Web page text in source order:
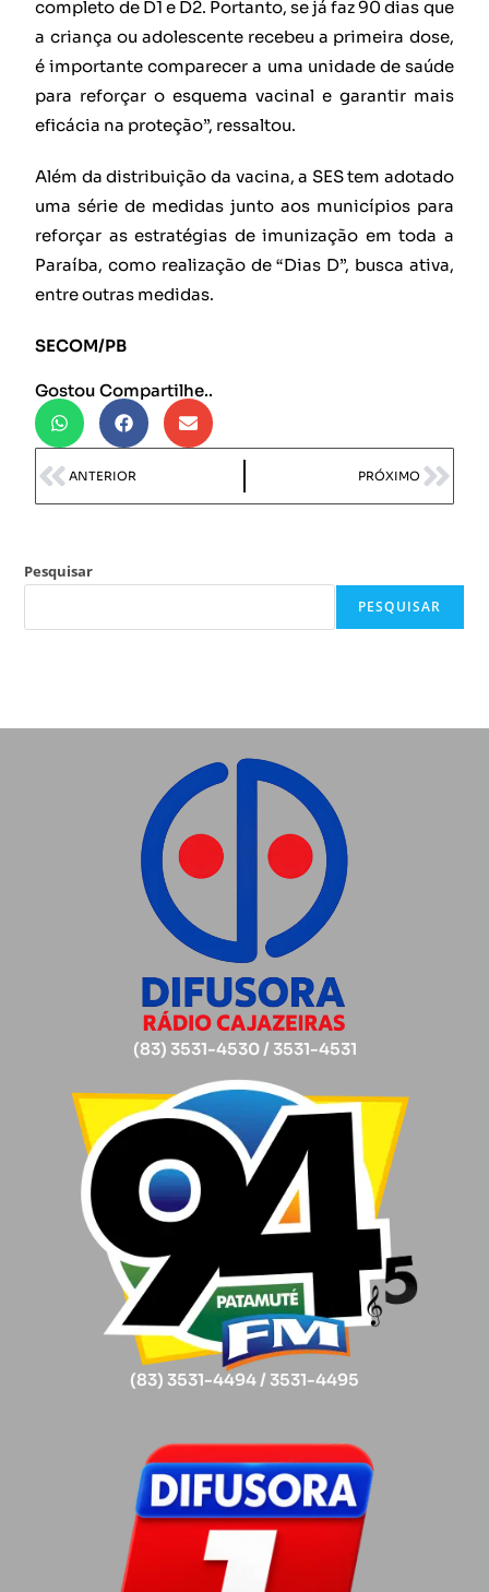
completo de D1 e D2. Portanto, se já faz 90 dias que
a criança ou adolescente recebeu a primeira dose,
é importante comparecer a uma unidade de saúde
para reforçar o esquema vacinal e garantir mais
eficácia na proteção”, ressaltou.
Além da distribuição da vacina, a SES tem adotado
uma série de medidas junto aos municípios para
reforçar as estratégias de imunização em toda a
Paraíba, como realização de “Dias D”, busca ativa,
entre outras medidas.
SECOM/PB
Gostou Compartilhe..
ANTERIOR PRÓXIMO
Pesquisar
PESQUISAR
(83) 3531-4530 / 3531-4531
(83) 3531-4494 / 3531-4495